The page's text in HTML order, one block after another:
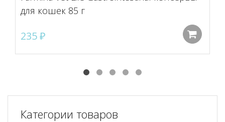
для кошек 85 г
235₽
Категории товаров